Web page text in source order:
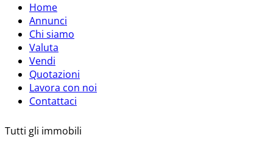
Home
Annunci
Chi siamo
Valuta
Vendi
Quotazioni
Lavora con noi
Contattaci
Tutti gli immobili